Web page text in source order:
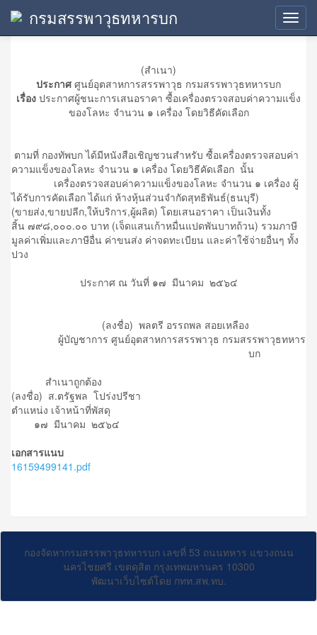
กรมสรรพาวุธทหารบก
ประกาศผู้ชนะการเสนอราคา
(สำเนา)
ประกาศศูนย์อุตสาหการสรรพาวุธ กรมสรรพาวุธทหารบก
เรื่อง ประกาศผู้ชนะการเสนอราคา ซื้อเครื่องตรวจสอบค่าความแข็ง
ของโลหะ จำนวน ๑ เครื่อง โดยวิธีคัดเลือก
ตามที่ กองทัพบก ได้มีหนังสือเชิญชวนสำหรับ ซื้อเครื่องตรวจสอบค่า
ความแข็งของโลหะ จำนวน ๑ เครื่อง โดยวิธีคัดเลือก นั้น
เครื่องตรวจสอบค่าความแข็งของโลหะ จำนวน ๑ เครื่อง ผู้
ได้รับการคัดเลือก ได้แก่ ห้างหุ้นส่วนจำกัดสุทธิพันธ์(ธนบุรี)
(ขายส่ง,ขายปลีก,ให้บริการ,ผู้ผลิต) โดยเสนอราคา เป็นเงินทั้ง
สิ้น ๗๙๘,๐๐๐.๐๐ บาท (เจ็ดแสนเก้าหมื่นแปดพันบาทถ้วน) รวมภาษี
มูลค่าเพิ่มและภาษีอื่น ค่าขนส่ง ค่าจดทะเบียน และค่าใช้จ่ายอื่นๆ ทั้ง
ปวง
ประกาศ ณ วันที่ ๑๗ มีนาคม ๒๕๖๔
(ลงชื่อ) พลตรี อรรถพล สอยเหลือง
ผู้บัญชาการ ศูนย์อุตสาหการสรรพาวุธ กรมสรรพาวุธทหาร
บก
สำเนาถูกต้อง
(ลงชื่อ) ส.ตรัฐพล โปร่งปรีชา
ตำแหน่ง เจ้าหน้าที่พัสดุ
๑๗ มีนาคม ๒๕๖๔
เอกสารแนบ
16159499141.pdf
กองจัดหากรมสรรพาวุธทหารบก เลขที่ 53 ถนนทหาร แขวงถนน
นครไชยศรี เขตดุสิต กรุงเทพมหานคร 10300
พัฒนาเว็บไซต์โดย กทท.สพ.ทบ.